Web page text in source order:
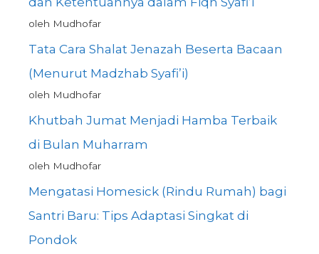
oleh Mudhofar
Tata Cara Shalat Jenazah Beserta Bacaan
(Menurut Madzhab Syafi’i)
oleh Mudhofar
Khutbah Jumat Menjadi Hamba Terbaik
di Bulan Muharram
oleh Mudhofar
Mengatasi Homesick (Rindu Rumah) bagi
Santri Baru: Tips Adaptasi Singkat di
Pondok